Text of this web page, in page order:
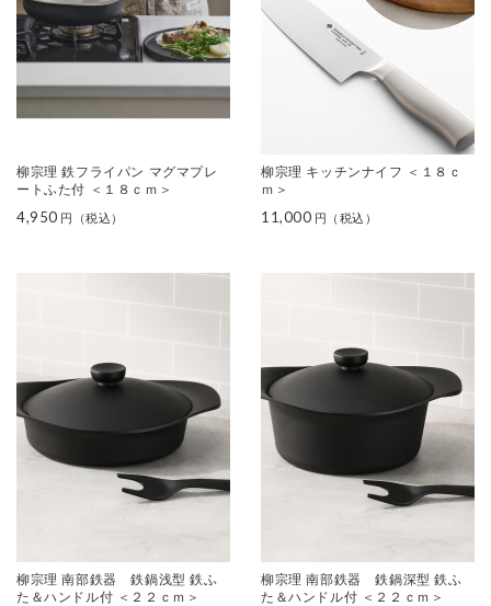
柳宗理 鉄フライパン マグマプレ
ートふた付 ＜１８ｃｍ＞
4,950
柳宗理 キッチンナイフ ＜１８ｃ
ｍ＞
11,000
柳宗理 南部鉄器 鉄鍋浅型 鉄ふ
た＆ハンドル付 ＜２２ｃｍ＞
柳宗理 南部鉄器 鉄鍋深型 鉄ふ
た＆ハンドル付 ＜２２ｃｍ＞